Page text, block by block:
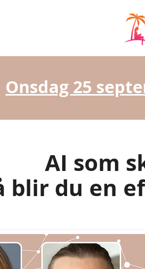
Onsdag 25
AI som
blir du en